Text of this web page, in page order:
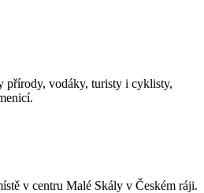
přírody, vodáky, turisty i cyklisty,
v centru Malé Skály v Českém ráji.